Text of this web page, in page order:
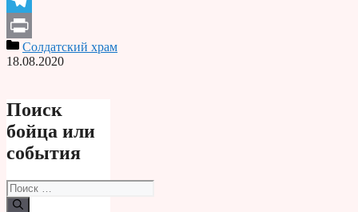
Telegram
PrintСолдатский храм
18.08.2020
Поиск
бойца или
события
Поиск: